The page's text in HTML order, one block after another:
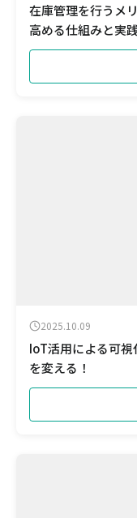
在庫管理を行うメ
高める仕組みと実
2025.10.09
IoT活用による可
を変える！